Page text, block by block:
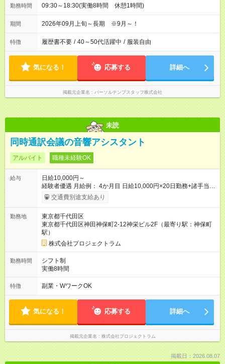
勤務時間 09:30～18:30(実働8時間 休憩1時間)
期間 2026年09月上旬～長期 ※9月～！
特徴 履歴書不要 / 40～50代活躍中 / 服装自由
気になる！ 応募する 詳細へ
掲載元企業名 パーソルテンプスタッフ株式会社
未読
同時通訳会議の音響アシスタント
アルバイト 職種未経験OK
給与
日給10,000円～
経験者優遇 月給例： 4か月目 日給10,000円×20日勤務+諸手当
=243,800円 2年目 日給15,000円×20日勤務+諸手当=368,000円
交通費別途支給あり
勤務地
東京都千代田区
東京都千代田区神田神保町2-12神栄ビル2F（最寄り駅：神保町
駅）
株式会社プロジェクトラム
勤務時間
シフト制
実働8時間
特徴 副業・WワークOK
気になる！ 応募する 詳細へ
掲載元企業名 株式会社プロジェクトラム
掲載日：2026.08.07